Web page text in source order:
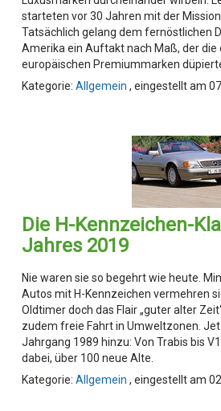
starteten vor 30 Jahren mit der Mission
Tatsächlich gelang dem fernöstlichen
Amerika ein Auftakt nach Maß, der die
europäischen Premiummarken
Kategorie: Allgemein , eingestellt am
Die H-Kennzeichen-
Jahres 2019
Nie waren sie so begehrt wie heute.
Autos mit H-Kennzeichen vermehren
Oldtimer doch das Flair „guter alter
zudem freie Fahrt in Umweltzonen.
Jahrgang 1989 hinzu: Von Trabis bis
dabei, über 100 neue Alte.
Kategorie: Allgemein , eingestellt am